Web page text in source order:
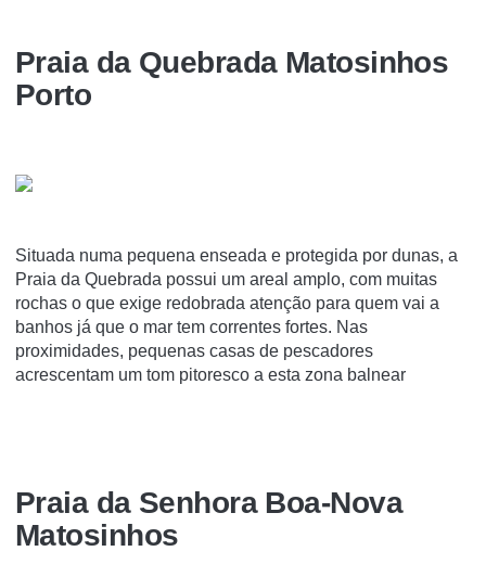
Praia da Quebrada Matosinhos
Porto
Situada numa pequena enseada e protegida por dunas, a
Praia da Quebrada possui um areal amplo, com muitas
rochas o que exige redobrada atenção para quem vai a
banhos já que o mar tem correntes fortes. Nas
proximidades, pequenas casas de pescadores
acrescentam um tom pitoresco a esta zona balnear
Praia da Senhora Boa-Nova
Matosinhos